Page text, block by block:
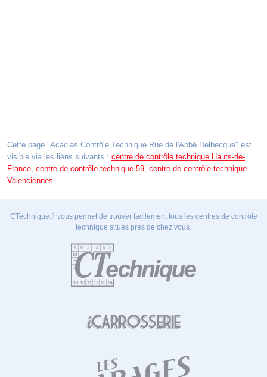
Cette page "Acacias Contrôle Technique Rue de l'Abbé Delbecque" est
visible via les liens suivants : centre de contrôle technique Hauts-de-
France, centre de contrôle technique 59, centre de contrôle technique
Valenciennes.
CTechnique.fr vous permet de trouver facilement tous les centres de contrôle
technique situés près de chez vous.